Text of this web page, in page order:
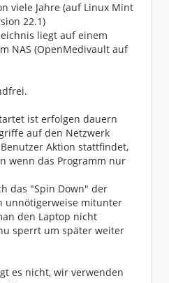
viele Jahre (auf Linux Mint
22.1)
liegt auf einem
NAS (OpenMedivault auf
ist erfolgen dauern
auf den Netzwerk
Aktion stattfindet,
wenn das Programm nur
das "Spin Down" der
unnötigerweise mitunter
den Laptop nicht
sperrt um später weiter
es nicht, wir verwenden